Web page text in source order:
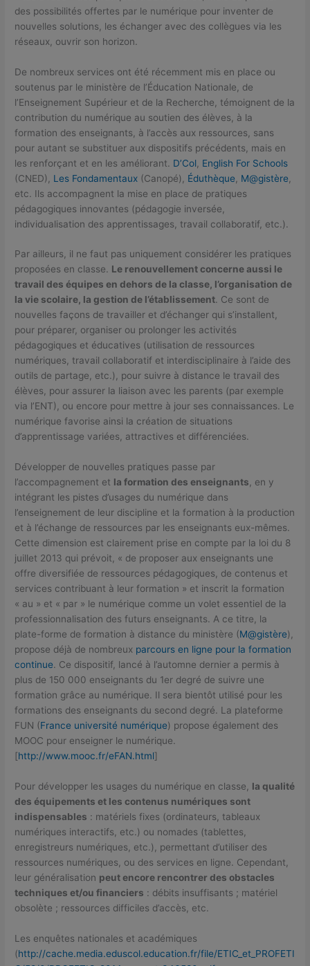
des possibilités offertes par le numérique pour inventer de
nouvelles solutions, les échanger avec des collègues via les
réseaux, ouvrir son horizon.
De nombreux services ont été récemment mis en place ou
soutenus par le ministère de l’Éducation Nationale, de
l’Enseignement Supérieur et de la Recherche, témoignent de la
contribution du numérique au soutien des élèves, à la
formation des enseignants, à l’accès aux ressources, sans
pour autant se substituer aux dispositifs précédents, mais en
les renforçant et en les améliorant. D’Col
English For Schools
(CNED), Les Fondamentaux (Canopé), Éduthèque M@gistère
etc. Ils accompagnent la mise en place de pratiques
pédagogiques innovantes (pédagogie inversée,
individualisation des apprentissages, travail collaboratif, etc.).
Par ailleurs, il ne faut pas uniquement considérer les pratiques
proposées en classe. Le renouvellement concerne aussi le
travail des équipes en dehors de la classe, l’organisation de
la vie scolaire, la gestion de l’établissement. Ce sont de
nouvelles façons de travailler et d’échanger qui s’installent,
pour préparer, organiser ou prolonger les activités
pédagogiques et éducatives (utilisation de ressources
numériques, travail collaboratif et interdisciplinaire à l’aide des
outils de partage, etc.), pour suivre à distance le travail des
élèves, pour assurer la liaison avec les parents (par exemple
via l’ENT), ou encore pour mettre à jour ses connaissances. Le
numérique favorise ainsi la création de situations
d’apprentissage variées, attractives et différenciées.
Développer de nouvelles pratiques passe par
l’accompagnement et la formation des enseignants, en y
intégrant les pistes d’usages du numérique dans
l’enseignement de leur discipline et la formation à la production
et à l’échange de ressources par les enseignants eux-mêmes.
Cette dimension est clairement prise en compte par la loi du 8
juillet 2013 qui prévoit, « de proposer aux enseignants une
offre diversifiée de ressources pédagogiques, de contenus et
services contribuant à leur formation » et inscrit la formation
« au » et « par » le numérique comme un volet essentiel de la
professionnalisation des futurs enseignants. A ce titre, la
plate-forme de formation à distance du ministère (M@gistère),
propose déjà de nombreux parcours en ligne pour la formation
continue. Ce dispositif, lancé à l’automne dernier a permis à
plus de 150 000 enseignants du 1er degré de suivre une
formation grâce au numérique. Il sera bientôt utilisé pour les
formations des enseignants du second degré. La plateforme
FUN (France université numérique) propose également des
MOOC pour enseigner le numérique.
[http://www.mooc.fr/eFAN.html]
Pour développer les usages du numérique en classe, la qualité
des équipements et les contenus numériques sont
indispensables : matériels fixes (ordinateurs, tableaux
numériques interactifs, etc.) ou nomades (tablettes,
enregistreurs numériques, etc.), permettant d’utiliser des
ressources numériques, ou des services en ligne. Cependant,
leur généralisation peut encore rencontrer des obstacles
techniques et/ou financiers : débits insuffisants ; matériel
obsolète ; ressources difficiles d’accès, etc.
Les enquêtes nationales et académiques
(http://cache.media.eduscol.education.fr/file/ETIC_et_PROFETI